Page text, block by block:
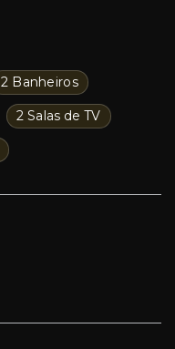
2 Banheiros
2 Salas de TV